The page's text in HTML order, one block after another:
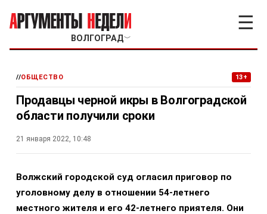
ВОЛГОГРАД﹀
☰
//ОБЩЕСТВО 13+
Продавцы черной икры в Волгоградской
области получили сроки
21 января 2022, 10:48
Волжский городской суд огласил приговор по
уголовному делу в отношении 54-летнего
местного жителя и его 42-летнего приятеля. Они